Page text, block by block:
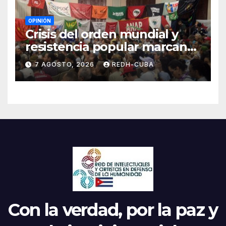
OPINIÓN
Crisis del orden mundial y
resistencia popular marcan
el inicio de la IV Asamblea
Continental de ALBA
Movimientos en Cuba
7 AGOSTO, 2026 REDH-CUBA
Con la verdad, por la paz y